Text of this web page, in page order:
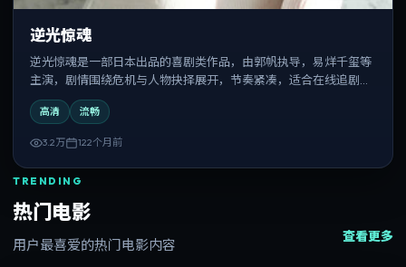
逆光惊魂
逆光惊魂是一部日本出品的喜剧类作品，由郭帆执导，易烊千玺等
主演，剧情围绕危机与人物抉择展开，节奏紧凑，适合在线追剧与
反复观看。
高清 流畅
3.2万 122个月前
TRENDING
热门电影
用户最喜爱的热门电影内容 查看更多